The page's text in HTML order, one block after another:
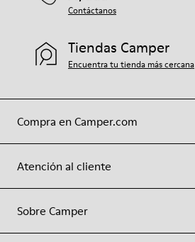
Compra en Camper.com
Atención al cliente
Sobre Camper
Contáctanos
Tiendas Camper
Encuentra tu tienda más cercana